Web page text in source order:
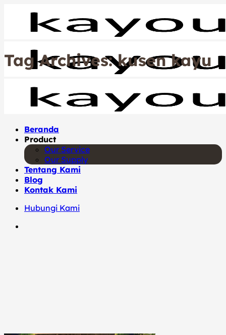
content
Beranda
Product
Our Service
Our Supply
Tentang Kami
Blog
Kontak Kami
Hubungi Kami
Tag Archives:kusen kayu